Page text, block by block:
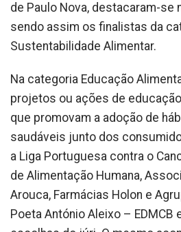
de Paulo Nova, destacaram-se
sendo assim os finalistas da
Sustentabilidade Alimentar.
Na categoria Educação
projetos ou ações de
que promovam a adoção de
saudáveis junto dos
a Liga Portuguesa contra o
de Alimentação Humana,
Arouca, Farmácias Holon e
Poeta António Aleixo – EDMCB